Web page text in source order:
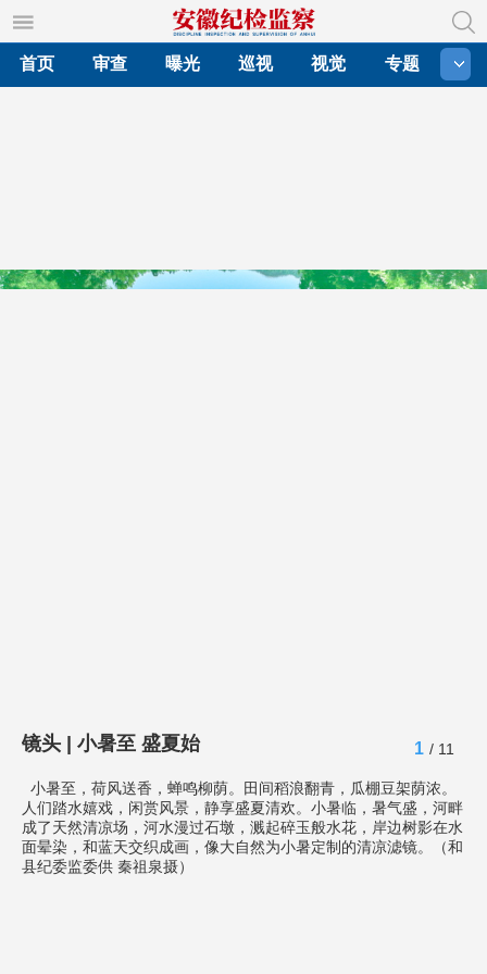
首页
审查 曝光 巡视 视觉 专题
镜头 | 小暑至 盛夏始 1 / 11
小暑至，荷风送香，蝉鸣柳荫。田间稻浪翻青，瓜棚豆架荫浓。
人们踏水嬉戏，闲赏风景，静享盛夏清欢。小暑临，暑气盛，河畔
成了天然清凉场，河水漫过石墩，溅起碎玉般水花，岸边树影在水
面晕染，和蓝天交织成画，像大自然为小暑定制的清凉滤镜。（和
县纪委监委供 秦祖泉摄）